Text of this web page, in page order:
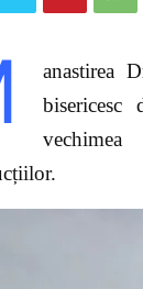
anastirea